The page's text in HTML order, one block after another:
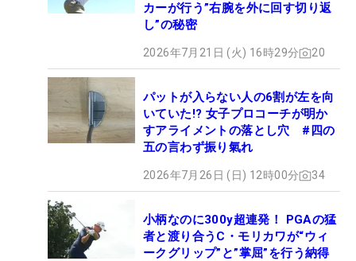
カーが行う”右腕を外に回す切り返
し”の秘密
2026年7月21日 (火) 16時29分 20
パットが入らない人の6割が左を向
いていた!? 女子プロコーチが明か
すアライメントの落とし穴 #四の
五の言わず振り氣れ
2026年7月26日 (日) 12時00分 34
小柄なのに300y超連発！ PGAの猛
者と渡り合うC・モリカワが“ウィ
ークグリップ”と”掌屈”を行う納得